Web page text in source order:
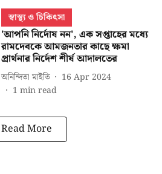
স্বাস্থ্য ও চিকিৎসা
'আপনি নির্দোষ নন', এক সপ্তাহের মধ্যে
রামদেবকে আমজনতার কাছে ক্ষমা
প্রার্থনার নির্দেশ শীর্ষ আদালতের
অনিন্দিতা মাইতি
16 Apr 2024
1 min read
Read More